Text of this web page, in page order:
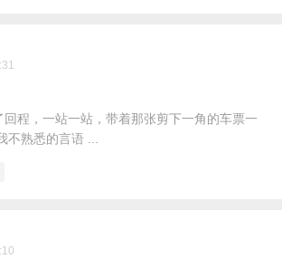
程，一站一站，带着那张剪下一角的车票一
不熟悉的言语 ...